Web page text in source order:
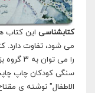
کتابشناسی
می شود، تفاوت دارد.
را می
سنگی کودکان چاپ
الاطفال" نوشته ی